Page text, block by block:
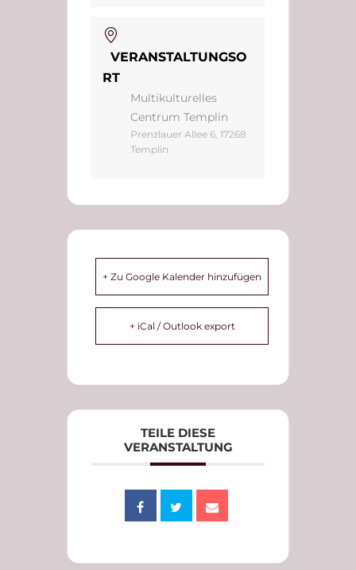
VERANSTALTUNGSO
RT
Multikulturelles
Centrum Templin
Prenzlauer Allee 6, 17268
Templin
+ Zu Google Kalender hinzufügen
+ iCal / Outlook export
TEILE DIESE
VERANSTALTUNG